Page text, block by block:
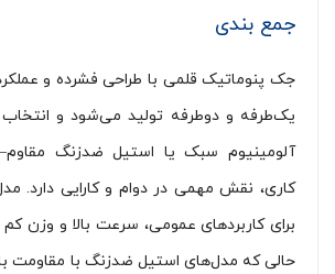
جمع بندی
جک پنوماتیک قلمی با طراحی فشرده و
یک‌طرفه و دوطرفه تولید می‌شود و
آلومینیوم سبک یا استیل ضدزنگ
کاری، نقش مهمی در دوام و کارایی دارد.
برای کاربردهای عمومی، سرعت بالا و وزن
حالی که مدل‌های استیل ضدزنگ با مقاومت